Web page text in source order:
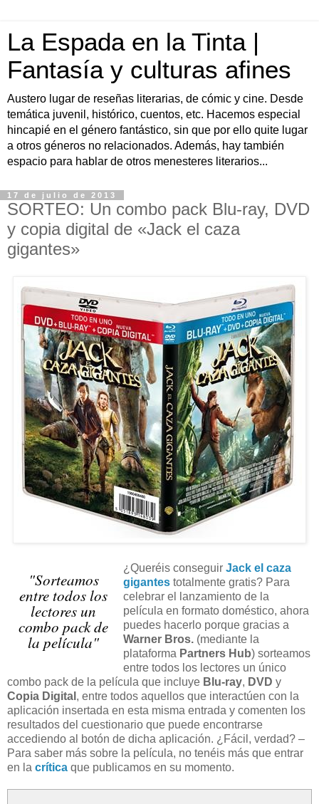
La Espada en la Tinta |
Fantasía y culturas afines
Austero lugar de reseñas literarias, de cómic y cine. Desde
temática juvenil, histórico, cuentos, etc. Hacemos especial
hincapié en el género fantástico, sin que por ello quite lugar
a otros géneros no relacionados. Además, hay también
espacio para hablar de otros menesteres literarios...
17 de julio de 2013
SORTEO: Un combo pack Blu-ray, DVD
y copia digital de «Jack el caza
gigantes»
"Sorteamos
entre todos los
lectores un
combo pack de
la película"
¿Queréis conseguirJack el caza
gigantes totalmente gratis? Para
celebrar el lanzamiento de la
película en formato doméstico, ahora
puedes hacerlo porque gracias a
Warner Bros. (mediante la
plataforma Partners Hub) sorteamos
entre todos los lectores un único
combo pack de la película que incluye Blu-ray, DVD y
Copia Digital , entre todos aquellos que interactúen con la
aplicación insertada en esta misma entrada y comenten los
resultados del cuestionario que puede encontrarse
accediendo al botón de dicha aplicación. ¿Fácil, verdad? –
Para saber más sobre la película, no tenéis más que entrar
en la crítica que publicamos en su momento.